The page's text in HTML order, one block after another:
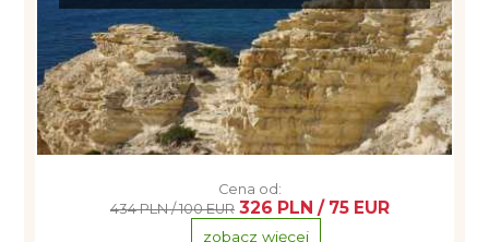
Cena od:
434 PLN / 100 EUR 326 PLN / 75 EUR
zobacz więcej